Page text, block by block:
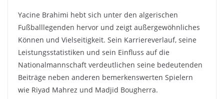
Yacine Brahimi hebt sich unter den algerischen
Fußballlegenden hervor und zeigt außergewöhnliches
Können und Vielseitigkeit. Sein Karriereverlauf, seine
Leistungsstatistiken und sein Einfluss auf die
Nationalmannschaft verdeutlichen seine bedeutenden
Beiträge neben anderen bemerkenswerten Spielern
wie Riyad Mahrez und Madjid Bougherra.